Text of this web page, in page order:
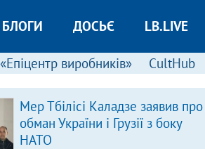
БЛОГИ ДОСЬЄ LB.LIVE
«Епіцентр виробників» CultHub
Мер Тбілісі Каладзе заявив про
обман України і Грузії з боку
НАТО